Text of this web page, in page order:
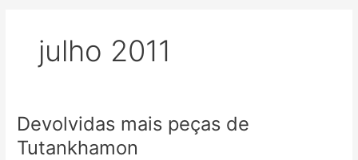
julho 2011
Devolvidas mais peças de
Tutankhamon